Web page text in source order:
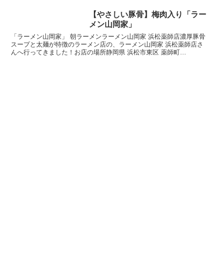
【やさしい豚骨】梅肉入り「ラー
メン山岡家」
「ラーメン山岡家」 朝ラーメンラーメン山岡家 浜松薬師店濃厚豚骨
スープと太麺が特徴のラーメン店の、ラーメン山岡家 浜松薬師店さ
んへ行ってきました！お店の場所静岡県 浜松市東区 薬師町